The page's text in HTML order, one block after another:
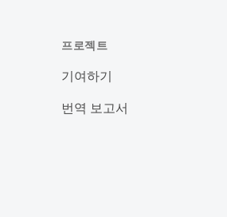
프로젝트
기여하기
번역 보고서